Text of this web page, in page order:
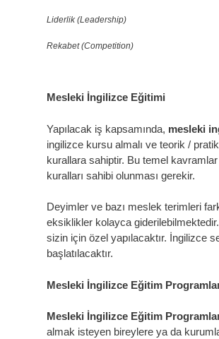
Liderlik (Leadership)
Rekabet (Competition)
Mesleki İngilizce Eğitimi
Yapılacak iş kapsamında, mesleki
ingilizce kursu almalı ve teorik /
kurallara sahiptir. Bu temel
kuralları sahibi olunması gerekir.
Deyimler ve bazı meslek terimleri
eksiklikler kolayca
sizin için özel yapılacaktır. İngilizce
başlatılacaktır.
Mesleki İngilizce Eğitim
Mesleki İngilizce Eğitim
almak isteyen bireylere ya da